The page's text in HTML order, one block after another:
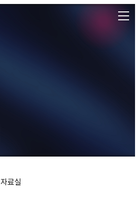
가] 사후관리의 모든 것
료실